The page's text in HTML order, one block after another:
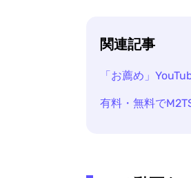
関連記事
「お薦め」
有料・無料で